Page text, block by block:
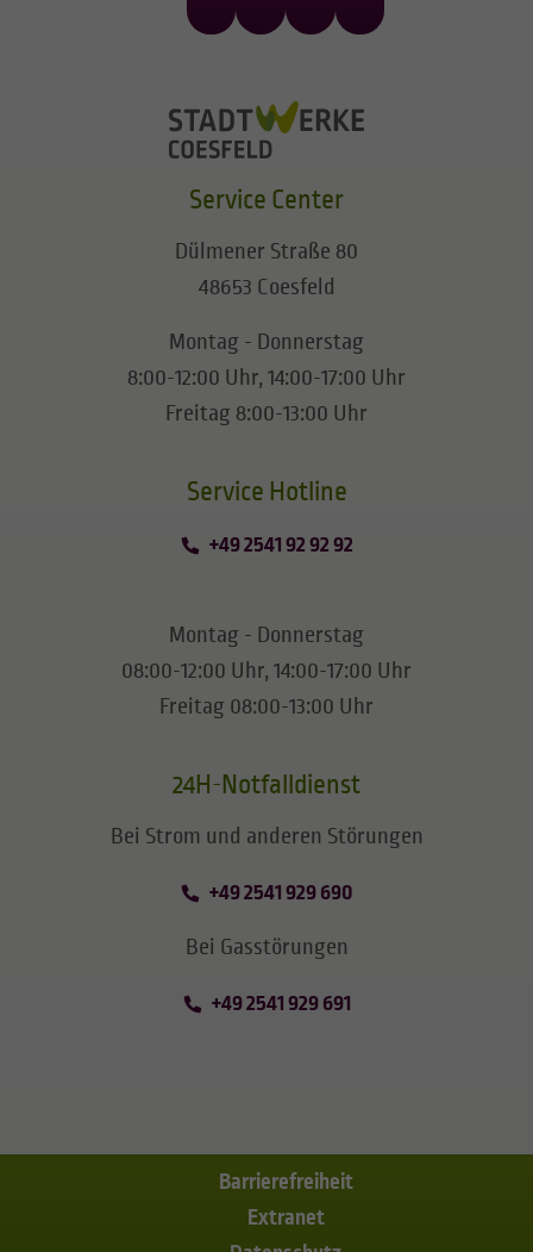
Service Center
Dülmener Straße 80
48653 Coesfeld
Montag - Donnerstag
8:00-12:00 Uhr, 14:00-17:00 Uhr
Freitag 8:00-13:00 Uhr
​​​​​​​Service Hotline
+49 2541 92 92 92
Montag - Donnerstag
08:00-12:00 Uhr, 14:00-17:00 Uhr
Freitag 08:00-13:00 Uhr
24H-Notfalldienst
Bei Strom und anderen Störungen
+49 2541 929 690
Bei Gasstörungen
+49 2541 929 691
Barrierefreiheit
Extranet